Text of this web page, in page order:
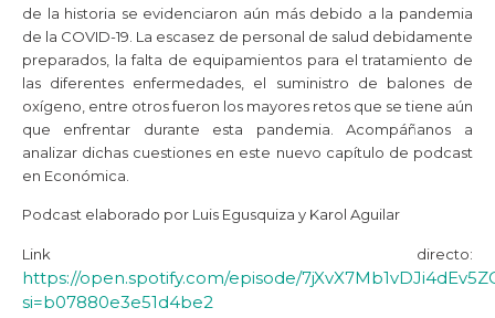
de la historia se evidenciaron aún más debido a la pandemia
de la COVID-19. La escasez de personal de salud debidamente
preparados, la falta de equipamientos para el tratamiento de
las diferentes enfermedades, el suministro de balones de
oxígeno, entre otros fueron los mayores retos que se tiene aún
que enfrentar durante esta pandemia. Acompáñanos a
analizar dichas cuestiones en este nuevo capítulo de podcast
en Económica.
Podcast elaborado por Luis Egusquiza y Karol Aguilar
Link directo:
https://open.spotify.com/episode/
si=b07880e3e51d4be2